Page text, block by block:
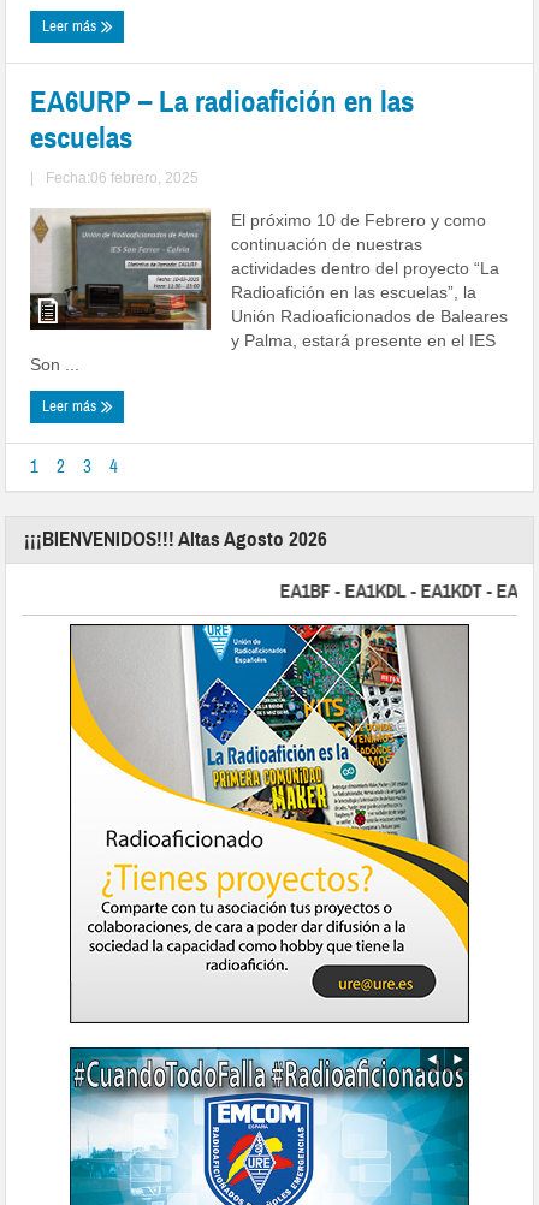
Leer más
EA6URP – La radioafición en las
escuelas
| Fecha:06 febrero, 2025
El próximo 10 de Febrero y como
continuación de nuestras
actividades dentro del proyecto “La
Radioafición en las escuelas”, la
Unión Radioaficionados de Baleares
y Palma, estará presente en el IES
Son ...
Leer más
1 2 3 4
¡¡¡BIENVENIDOS!!! Altas Agosto 2026
EA1BF - EA1KDL - EA1KDT -